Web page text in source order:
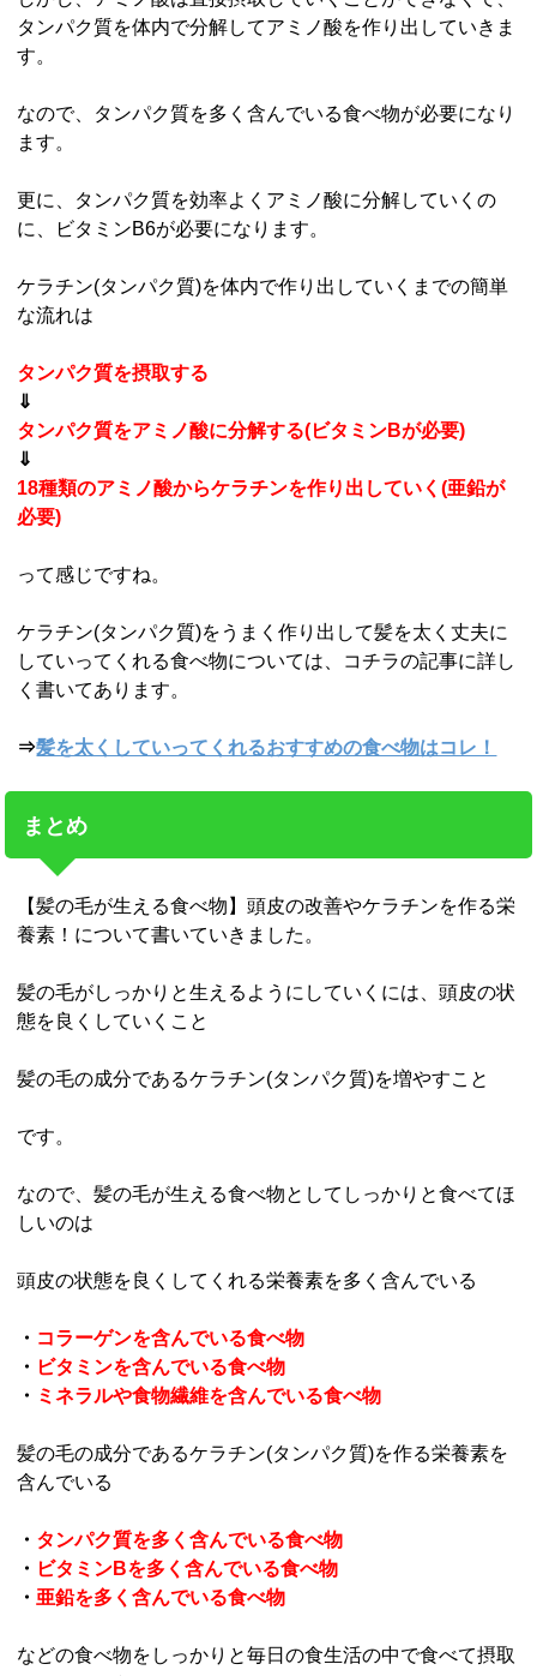
タンパク質を体内で分解してアミノ酸を作り出していきま
す。
なので、タンパク質を多く含んでいる食べ物が必要になり
ます。
更に、タンパク質を効率よくアミノ酸に分解していくの
に、ビタミンB6が必要になります。
ケラチン(タンパク質)を体内で作り出していくまでの簡単
な流れは
タンパク質を摂取する
⇓
タンパク質をアミノ酸に分解する(ビタミンBが必要)
⇓
18種類のアミノ酸からケラチンを作り出していく(亜鉛が
必要)
って感じですね。
ケラチン(タンパク質)をうまく作り出して髪を太く丈夫に
していってくれる食べ物については、コチラの記事に詳し
く書いてあります。
⇒髪を太くしていってくれるおすすめの食べ物はコレ！
まとめ
【髪の毛が生える食べ物】頭皮の改善やケラチンを作る栄
養素！について書いていきました。
髪の毛がしっかりと生えるようにしていくには、頭皮の状
態を良くしていくこと
髪の毛の成分であるケラチン(タンパク質)を増やすこと
です。
なので、髪の毛が生える食べ物としてしっかりと食べてほ
しいのは
頭皮の状態を良くしてくれる栄養素を多く含んでいる
・ コラーゲンを含んでいる食べ物
・ ビタミンを含んでいる食べ物
・ ミネラルや食物繊維を含んでいる食べ物
髪の毛の成分であるケラチン(タンパク質)を作る栄養素を
含んでいる
・ タンパク質を多く含んでいる食べ物
・ ビタミンBを多く含んでいる食べ物
・ 亜鉛を多く含んでいる食べ物
などの食べ物をしっかりと毎日の食生活の中で食べて摂取